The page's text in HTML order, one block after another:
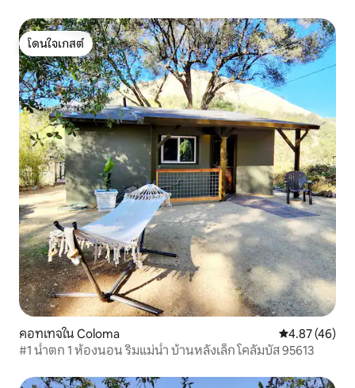
โดนใจเกสต์
โดนใจเกสต์
คอทเทจใน Coloma คะแนนเฉลี่ย
4.87 (46)
#1 น้ำตก 1 ห้องนอน ริมแม่น้ำ บ้านหลังเล็ก โคลัมบัส 95613